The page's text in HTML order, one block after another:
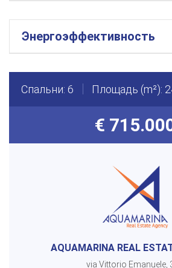
Энергоэффективность
Спальни: 6 Площадь (m²):
€
AQUAMARINA REAL
via Vittorio Emanuele,